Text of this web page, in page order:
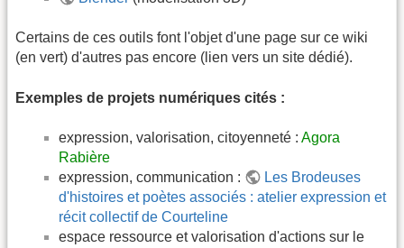
Certains de ces outils font l'objet d'une page sur ce wiki
(en vert) d'autres pas encore (lien vers un site dédié).
Exemples de projets numériques cités :
expression, valorisation, citoyenneté : Agora
Rabière
expression, communication :
Les Brodeuses
d'histoires et poètes associés : atelier expression et
récit collectif de Courteline
espace ressource et valorisation d'actions sur le